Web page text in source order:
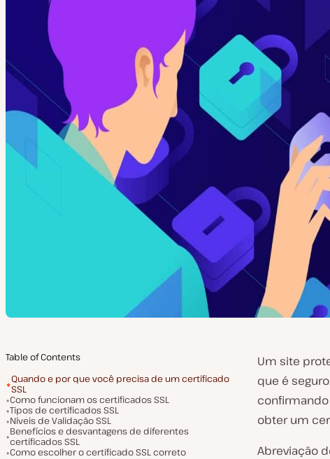
Table of Contents
Quando e por que você precisa de um certificado
SSL
Como funcionam os certificados SSL
Tipos de certificados SSL
Níveis de Validação SSL
Benefícios e desvantagens de diferentes
certificados SSL
Como escolher o certificado SSL correto
Um site
que é
confirmando
obter um
Abreviação